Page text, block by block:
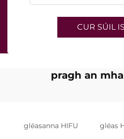
CUR SÚIL
pragh an
gléasanna HIFU gléas